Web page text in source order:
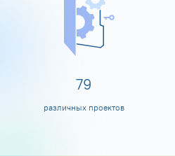
80
различных проектов